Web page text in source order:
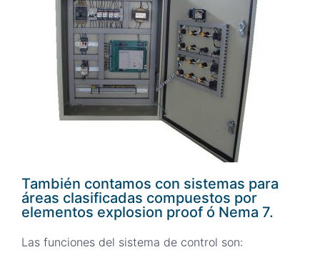
También contamos con sistemas para
áreas clasificadas compuestos por
elementos explosion proof ó Nema 7.
Las funciones del sistema de control son: